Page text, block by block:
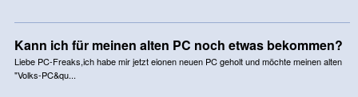
Kann ich für meinen alten PC noch etwas bekommen?
Liebe PC-Freaks,ich habe mir jetzt eionen neuen PC geholt und möchte meinen alten
"Volks-PC&qu...